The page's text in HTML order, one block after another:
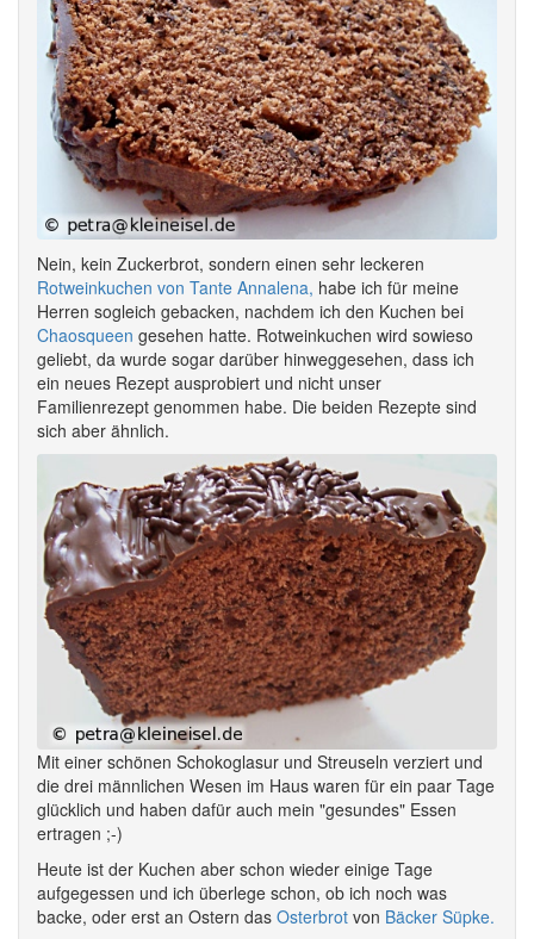
Nein, kein Zuckerbrot, sondern einen sehr leckeren
Rotweinkuchen von Tante Annalena, habe ich für meine
Herren sogleich gebacken, nachdem ich den Kuchen bei
Chaosqueen gesehen hatte. Rotweinkuchen wird sowieso
geliebt, da wurde sogar darüber hinweggesehen, dass ich
ein neues Rezept ausprobiert und nicht unser
Familienrezept genommen habe. Die beiden Rezepte sind
sich aber ähnlich.
Mit einer schönen Schokoglasur und Streuseln verziert und
die drei männlichen Wesen im Haus waren für ein paar Tage
glücklich und haben dafür auch mein "gesundes" Essen
ertragen ;-)
Heute ist der Kuchen aber schon wieder einige Tage
aufgegessen und ich überlege schon, ob ich noch was
backe, oder erst an Ostern das Osterbrot von Bäcker Süpke.